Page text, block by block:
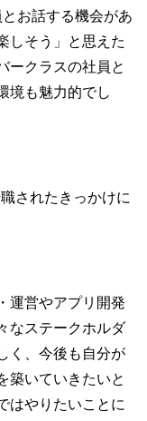
お話する機会があ
しそう」と思えた
ークラスの社員と
境も魅力的でし
されたきっかけに
運営やアプリ開発
なステークホルダ
く、今後も自分が
築いていきたいと
はやりたいことに